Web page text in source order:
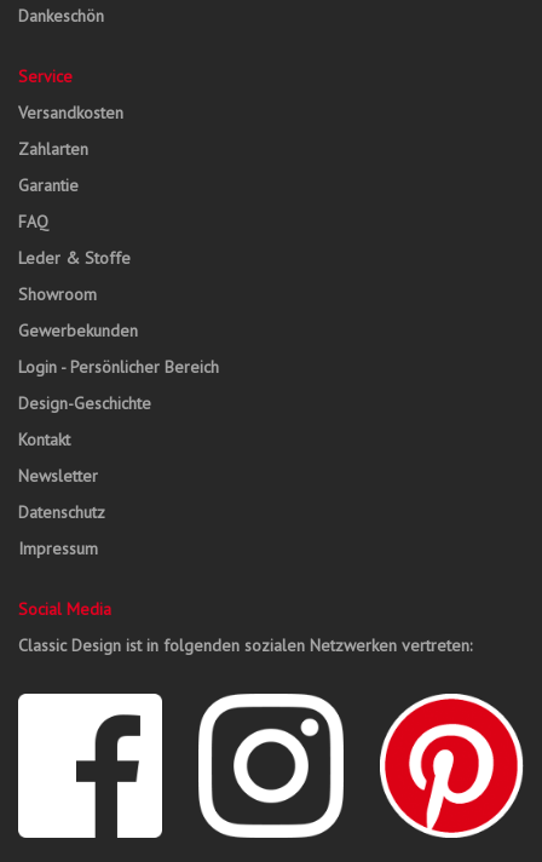
Dankeschön
Service
Versandkosten
Zahlarten
Garantie
FAQ
Leder & Stoffe
Showroom
Gewerbekunden
Login - Persönlicher Bereich
Design-Geschichte
Kontakt
Newsletter
Datenschutz
Impressum
Social Media
Classic Design ist in folgenden sozialen Netzwerken vertreten: